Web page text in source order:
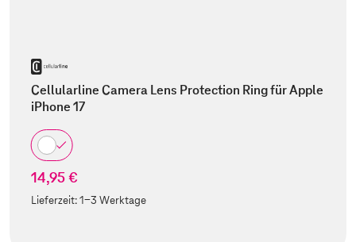
Cellularline Camera Lens Protection Ring für Apple
iPhone 17
14,95 €
Lieferzeit:1-3 Werktage